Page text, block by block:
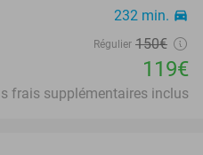
232 min. directions_car
Régulier 150€
119€
frais supplémentaires inclus